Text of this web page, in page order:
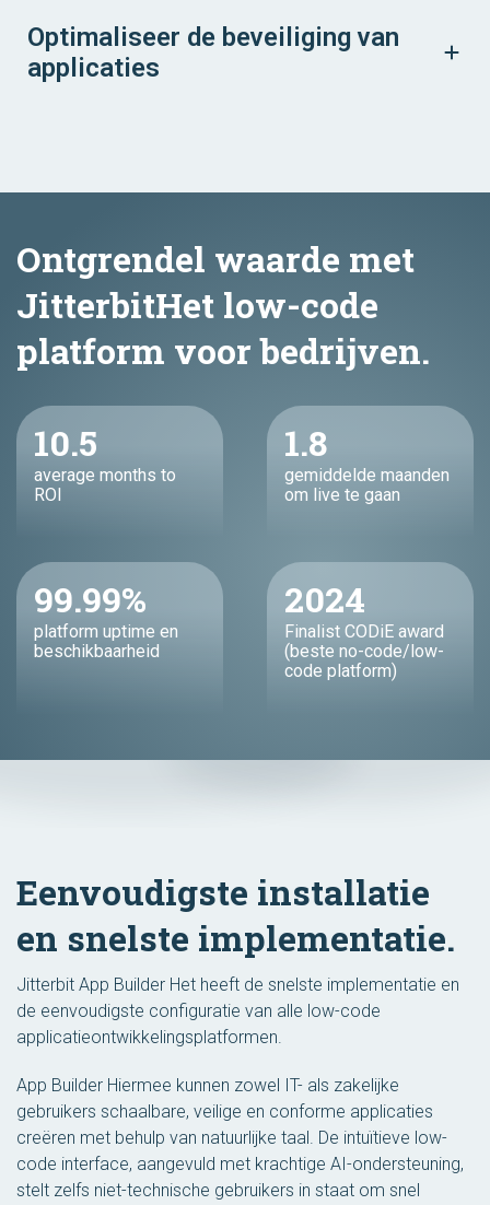
Optimaliseer de beveiliging van
applicaties
Ontgrendel waarde met
JitterbitHet low-code
platform voor bedrijven.
10.5
average months to
ROI
1.8
gemiddelde maanden
om live te gaan
99.99%
platform uptime en
beschikbaarheid
2024
Finalist CODiE award
(beste no-code/low-
code platform)
Eenvoudigste installatie
en snelste implementatie.
Jitterbit App Builder Het heeft de snelste implementatie en
de eenvoudigste configuratie van alle low-code
applicatieontwikkelingsplatformen.
App Builder Hiermee kunnen zowel IT- als zakelijke
gebruikers schaalbare, veilige en conforme applicaties
creëren met behulp van natuurlijke taal. De intuïtieve low-
code interface, aangevuld met krachtige AI-ondersteuning,
stelt zelfs niet-technische gebruikers in staat om snel